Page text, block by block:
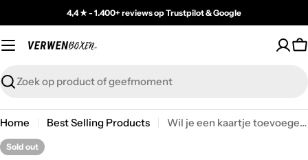
to
content
4,4 ★ - 1.400+ reviews op Trustpilot & Google
Zoeken
Home Best Selling Products Wil je een kaartje toevoegen?
Sold out